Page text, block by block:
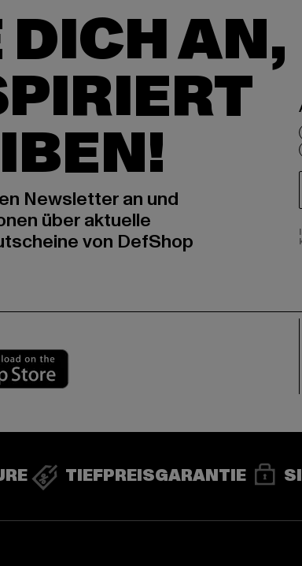
AN,
Newsletter an und
über aktuelle
von DefShop
TIEFPREISGARANTIE